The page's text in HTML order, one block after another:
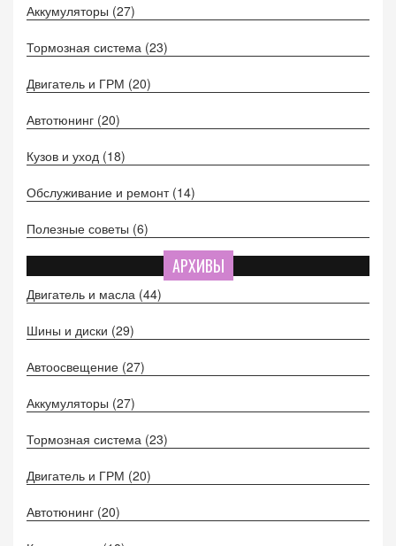
Аккумуляторы (27)
Тормозная система (23)
Двигатель и ГРМ (20)
Автотюнинг (20)
Кузов и уход (18)
Обслуживание и ремонт (14)
Полезные советы (6)
АРХИВЫ
Двигатель и масла (44)
Шины и диски (29)
Автоосвещение (27)
Аккумуляторы (27)
Тормозная система (23)
Двигатель и ГРМ (20)
Автотюнинг (20)